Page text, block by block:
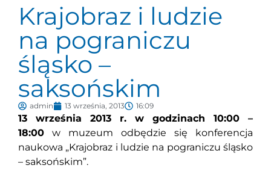
Krajobraz i ludzie
na pograniczu
śląsko –
saksońskim
admin 13 września, 2013 16:09
13 września 2013 r. w godzinach 10:00 –
18:00 w muzeum odbędzie się konferencja
naukowa „Krajobraz i ludzie na pograniczu śląsko
– saksońskim”.